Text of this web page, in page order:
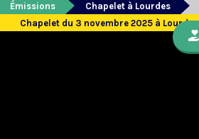
Émissions
Chapelet à Lourdes
Chapelet du 3 novembre 2025 à Lourdes